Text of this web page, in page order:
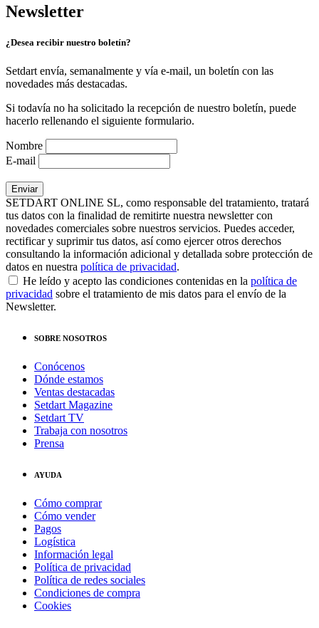
Newsletter
¿Desea recibir nuestro boletín?
Setdart envía, semanalmente y vía e-mail, un boletín con las
novedades más destacadas.
Si todavía no ha solicitado la recepción de nuestro boletín, puede
hacerlo rellenando el siguiente formulario.
Nombre
E-mail
SETDART ONLINE SL, como responsable del tratamiento, tratará
tus datos con la finalidad de remitirte nuestra newsletter con
novedades comerciales sobre nuestros servicios. Puedes acceder,
rectificar y suprimir tus datos, así como ejercer otros derechos
consultando la información adicional y detallada sobre protección de
datos en nuestra política de privacidad.
He leído y acepto las condiciones contenidas en la política de
privacidad sobre el tratamiento de mis datos para el envío de la
Newsletter.
SOBRE NOSOTROS
Conócenos
Dónde estamos
Ventas destacadas
Setdart Magazine
Setdart TV
Trabaja con nosotros
Prensa
AYUDA
Cómo comprar
Cómo vender
Pagos
Logística
Información legal
Política de privacidad
Política de redes sociales
Condiciones de compra
Cookies